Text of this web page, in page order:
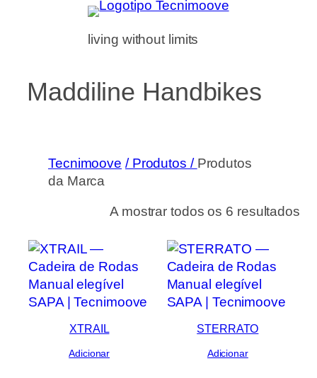
living without limits
Maddiline Handbikes
Tecnimoove / Produtos / Produtos
da Marca
A mostrar todos os 6 resultados
XTRAIL
Adicionar
STERRATO
Adicionar